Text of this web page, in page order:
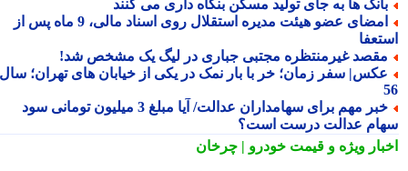
ها به جای تولید مسکن بنگاه داری می کنند
امضای عضو هیئت مدیره استقلال روی اسناد مالی، 9 ماه پس از
غیرمنتظره مجتبی جباری در لیگ یک مشخص شد!
سفر زمان؛ خر با بار نمک در یکی از خیابان های تهران؛ سال
خبر مهم برای سهامداران عدالت/ آیا مبلغ 3 میلیون تومانی سود
عدالت درست است؟
ویژهو قیمت خودرو | چرخان